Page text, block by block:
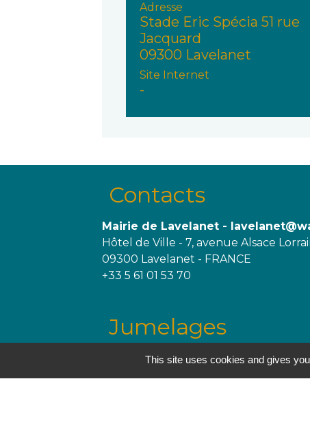
Adresse
Stade Eric Spécia 51 rue
Jacquard
09300 Lavelanet
Site Internet
-
Contacts
Mairie de Lavelanet -
Hôtel de Ville - 7, avenue Alsace
09300 Lavelanet - FRANCE
+33 5 61 01 53 70
Jumelages
Trégueux, France
This site uses cookies and gives